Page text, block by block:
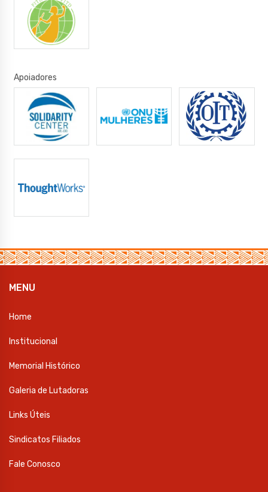
Apoiadores
MENU
Home
Institucional
Memorial Histórico
Galeria de Lutadoras
Links Úteis
Sindicatos Filiados
Fale Conosco